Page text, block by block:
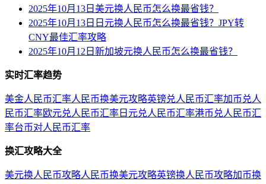
2025年10月13日美元换人民币怎么换最省钱？
2025年10月13日日元换人民币怎么换最省钱？JPY转
CNY最佳汇率攻略
2025年10月12日新加坡元换人民币怎么换最省钱？
实时汇率趋势
美金人民币汇率人民币换美元攻略英镑兑人民币汇率加币兑人
民币汇率欧元兑人民币汇率 日元兑人民币汇率港币兑人民币汇
率台币对人民币汇率
换汇攻略大全
美元换人民币攻略人民币换美元攻略英镑换人民币攻略加币换